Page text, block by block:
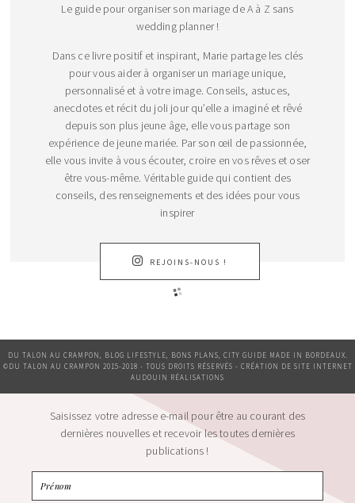
Le guide pour organiser son mariage de A à Z sans
wedding planner !
Dans ce livre positif et inspirant, Marie partage les clés
pour vous aider à organiser un mariage unique,
personnalisé et à votre image. Conseils, astuces,
anecdotes et récit du joli jour qu’elle a imaginé et rêvé
depuis son plus jeune âge, elle vous partage son
expérience de jeune mariée. Par son œil de passionnée,
elle vous invite à vous écouter, croire en vos rêves et oser
être vous-même. Véritable guide qui contient des
conseils, des renseignements et des idées pour vous
inspirer
REJOINS-NOUS !
DU TALON AU CRAMPON, BLOG LIFESTYLE, BONS PLANS, CITY GUIDE MADE IN BORDEAUX.
©DU TALON AU CRAMPON 2015-2018 - TOUS DROITS RÉSERVÉS - CRÉATION DE SITE INTERNET
AUDOUIN RÉALISATIONS
Saisissez votre adresse e-mail pour être au courant des
dernières nouvelles et recevoir les toutes dernières
publications !